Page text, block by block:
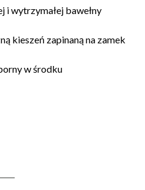
i wytrzymałej bawełny
kieszeń zapinaną na zamek
w środku